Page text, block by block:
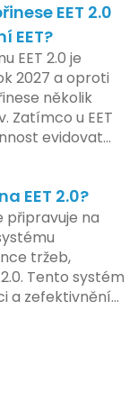
EET 2.0 do
prodejců
systému,
dohledu nad
zasekly, až
dotykové
i kafe
jistě: legislativa
pravidlo
musí šlapat
jsou problémy.
EET 2.0
EET?
EET 2.0 je
2027 a oproti
několik
Zatímco u EET
evidovat
– nově
odvíjet od
činnosti a
se
EET 2.0?
připravuje na
tržeb,
Tento systém
a zefektivnění
i
Podívejme se
EET 2.0